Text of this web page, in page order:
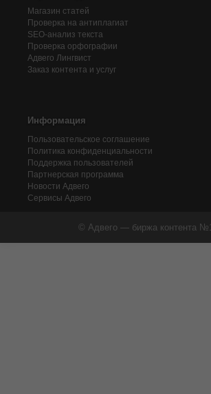
Магазин статей
Проверка на антиплагиат
SEO-анализ текста
Проверка орфографии
Адвего Лингвист
Заказ контента и услуг
Информация
Пользовательское соглашение
Политика конфиденциальности
Поддержка пользователей
Партнерская программа
Новости Адвего
Сервисы Адвего
© Адвего — биржа контента